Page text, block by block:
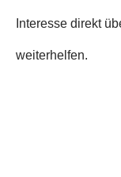
Interesse direkt
weiterhelfen.